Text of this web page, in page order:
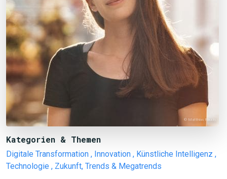
© Matthias Rauch
Kategorien & Themen
Digitale Transformation , Innovation , Künstliche Intelligenz ,
Technologie , Zukunft, Trends & Megatrends